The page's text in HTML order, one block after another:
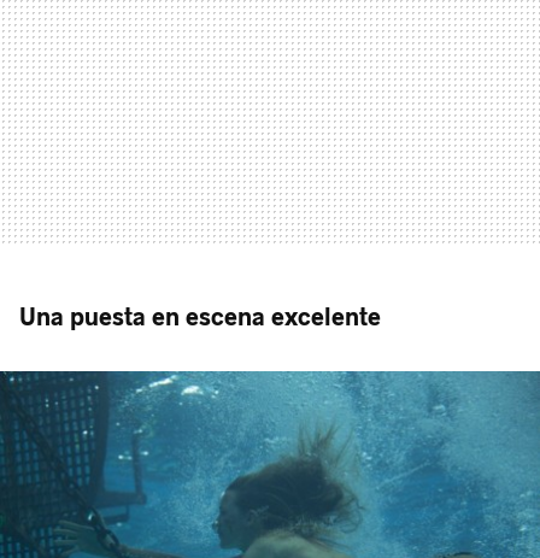
Una puesta en escena excelente